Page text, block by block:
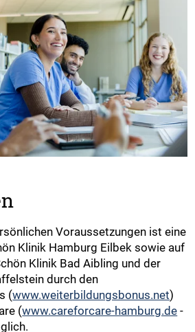
Voraussetzungen ist eine
Klinik Hamburg Eilbek sowie auf
Klinik Bad Aibling und der
durch den
(www.weiterbildungsbonus.net)
(www.careforcare-hamburg.de -